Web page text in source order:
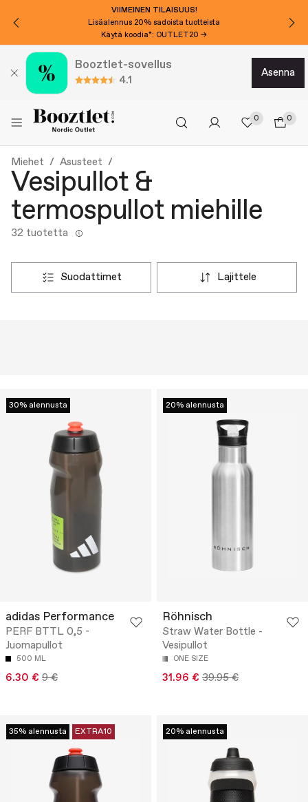
VIIMEINEN TILAISUUS!
Lisäalennus 20% sadoista tuotteista
Käytä koodia*: OUTLET20 →
Booztlet-sovellus
4.1
asenna
0 0
Miehet Asusteet
Vesipullot &
termospullot miehille
32 tuotetta
suodattimet lajittele
30% alennusta
adidas Performance
PERF BTTL 0,5 -
Juomapullot
500 ML
6.30 € 9 €
20% alennusta
Röhnisch
Straw Water Bottle -
Vesipullot
ONE SIZE
31.96 € 39.95 €
35% alennusta EXTRA10 20% alennusta